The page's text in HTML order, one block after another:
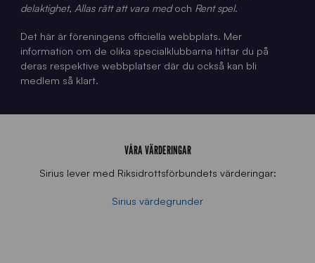
delaktighet, Allas rätt att vara medoch Rent spel.
Det här är föreningens officiella webbplats. Mer
information om de olika specialklubbarna hittar du på
deras respektive webbplatser där du också kan bli
medlem så klart.
VÅRA VÄRDERINGAR
Sirius lever med Riksidrottsförbundets värderingar:
Sirius värdegrunder